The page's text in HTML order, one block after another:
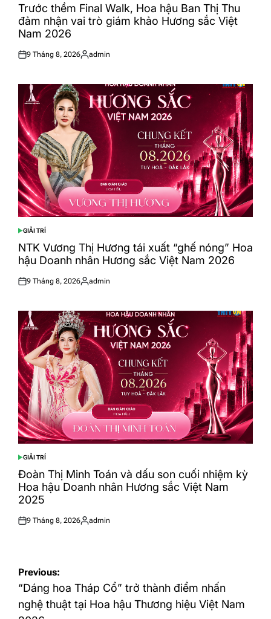
IN
Trước thềm Final Walk, Hoa hậu Ban Thị Thu
đảm nhận vai trò giám khảo Hương sắc Việt
Nam 2026
Posted
9 Tháng 8, 2026
Posted
admin
POSTED
IN
GIẢI TRÍ
NTK Vương Thị Hương tái xuất “ghế nóng” Hoa
hậu Doanh nhân Hương sắc Việt Nam 2026
Posted
9 Tháng 8, 2026
Posted
admin
POSTED
IN
GIẢI TRÍ
Đoàn Thị Minh Toán và dấu son cuối nhiệm kỳ
Hoa hậu Doanh nhân Hương sắc Việt Nam
2025
Posted
9 Tháng 8, 2026
Posted
admin
Điều
hướng
bài
Previous:
“Dáng hoa Tháp Cổ” trở thành điểm nhấn
nghệ thuật tại Hoa hậu Thương hiệu Việt Nam